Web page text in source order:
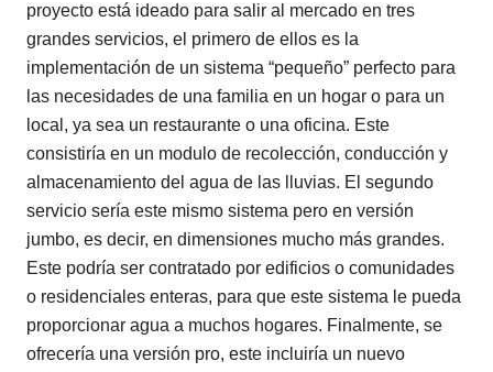
proyecto está ideado para salir al mercado en tres
grandes servicios, el primero de ellos es la
implementación de un sistema “pequeño” perfecto para
las necesidades de una familia en un hogar o para un
local, ya sea un restaurante o una oficina. Este
consistiría en un modulo de recolección, conducción y
almacenamiento del agua de las lluvias. El segundo
servicio sería este mismo sistema pero en versión
jumbo, es decir, en dimensiones mucho más grandes.
Este podría ser contratado por edificios o comunidades
o residenciales enteras, para que este sistema le pueda
proporcionar agua a muchos hogares. Finalmente, se
ofrecería una versión pro, este incluiría un nuevo